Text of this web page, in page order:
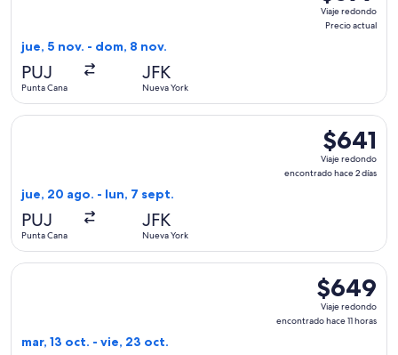
Viaje
redondo,
Viaje redondo
Precio actual
jue, 5 nov. - dom, 8 nov.
PUJ
Punta Cana
JFK
Nueva York
$641
Viaje
redondo,
$641
Viaje redondo
encontrado hace 2 días
jue, 20 ago. - lun, 7 sept.
PUJ
Punta Cana
JFK
Nueva York
Seleccionar vuelo de avianca, con salida el jue, 20 ago.
$649
Viaje
redondo,
$649
Viaje redondo
encontrado hace 11 horas
mar, 13 oct. - vie, 23 oct.
Seleccionar vuelo de Copa, con salida el mar, 13 oct.